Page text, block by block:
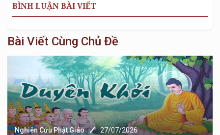
BÌNH LUẬN BÀI VIẾT
Bài Viết Cùng Chủ Đề
Nghiên Cứu Phật Giáo 27/07/2026